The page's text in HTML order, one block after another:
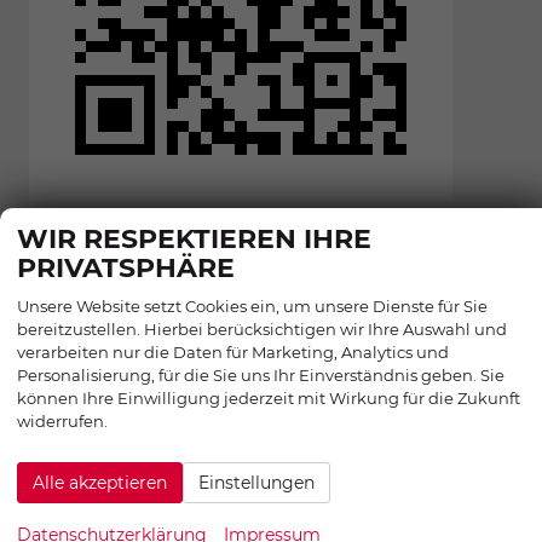
UNSERE MARKEN
EU-
Neuwagen
von
WIR RESPEKTIEREN IHRE
PRIVATSPHÄRE
Unsere Website setzt Cookies ein, um unsere Dienste für Sie
bereitzustellen. Hierbei berücksichtigen wir Ihre Auswahl und
verarbeiten nur die Daten für Marketing, Analytics und
Personalisierung, für die Sie uns Ihr Einverständnis geben. Sie
können Ihre Einwilligung jederzeit mit Wirkung für die Zukunft
widerrufen.
Alle akzeptieren Einstellungen
Datenschutzerklärung Impressum